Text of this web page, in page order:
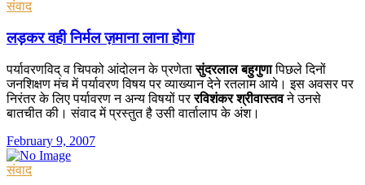
संवाद
लड़कर वही निर्मल ज़माना लाना होगा
पर्यावरणविद् व चिपको आंदोलन के प्रणेतासुंदरलाल बहुगुणापिछले दिनों
जनशिक्षण मंच में पर्यावरण विषय पर व्याख्यान देने रतलाम आये। इस अवसर पर
निरंतर के लिए पर्यावरण न अन्य विषयों पररविशंकर श्रीवास्तवने उनसे
बातचीत की। संवाद में प्रस्तुत है उसी वार्तालाप के अंश।
February 9, 2007
संवाद